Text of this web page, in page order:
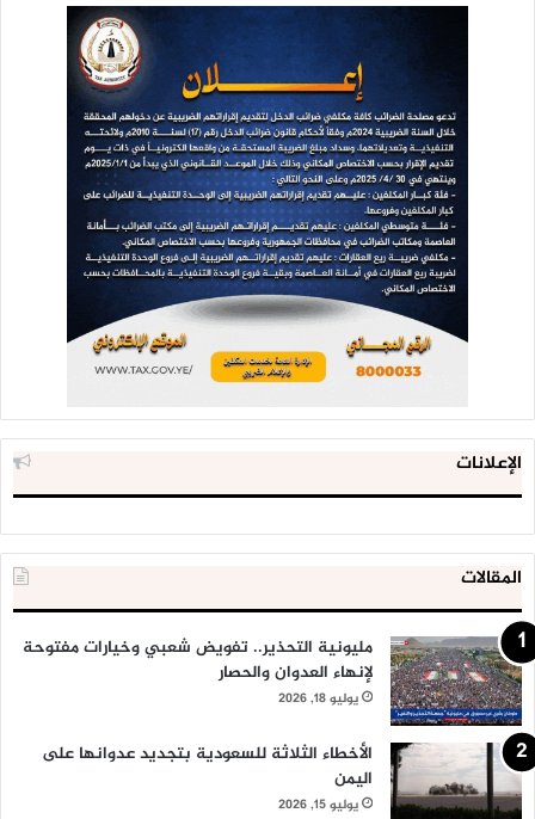
الإعلانات
المقالات
مليونية التحذير.. تفويض شعبي وخيارات مفتوحة
لإنهاء العدوان والحصار
يوليو 18, 2026
الأخطاء الثلاثة للسعودية بتجديد عدوانها على
اليمن
يوليو 15, 2026